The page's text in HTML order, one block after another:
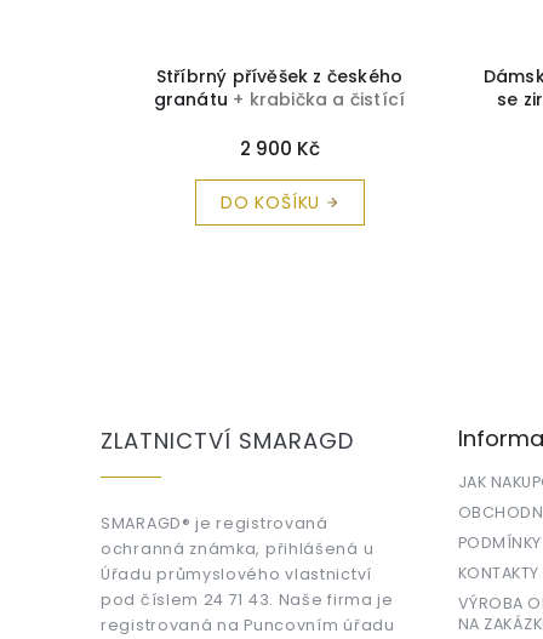
Stříbrný přívěšek z českého
granátu + krabička a čistící
2 900 Kč
DO KOŠÍKU
se
ZLATNICTVÍ SMARAGD
SMARAGD® je registrovaná
ochranná známka, přihlášená u
Úřadu průmyslového vlastnictví
pod číslem 24 71 43. Naše firma je
registrovaná na Puncovním úřadu
JAK
KONTAKTY
VÝROBA
NA